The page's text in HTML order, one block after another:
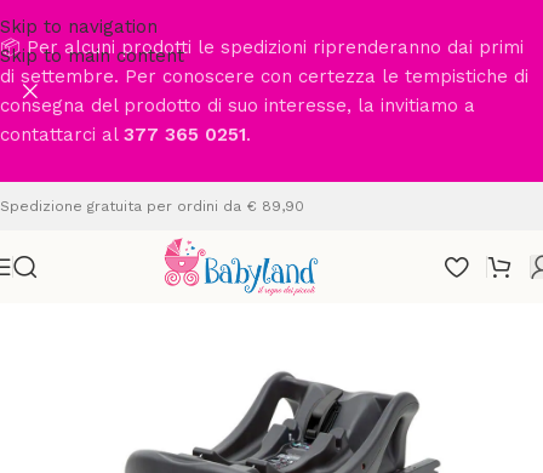
Skip to navigation
Skip to main content
📦 Per alcuni prodotti le spedizioni riprenderanno dai primi
di settembre. Per conoscere con certezza le tempistiche di
consegna del prodotto di suo interesse, la invitiamo a
contattarci al 377 365 0251.
Spedizione gratuita per ordini da € 89,90